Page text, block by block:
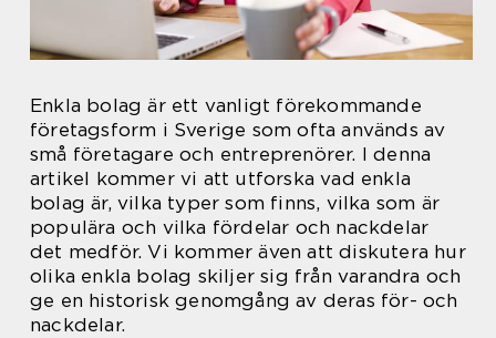
Enkla bolag är ett vanligt förekommande
företagsform i Sverige som ofta används av
små företagare och entreprenörer. I denna
artikel kommer vi att utforska vad enkla
bolag är, vilka typer som finns, vilka som är
populära och vilka fördelar och nackdelar
det medför. Vi kommer även att diskutera hur
olika enkla bolag skiljer sig från varandra och
ge en historisk genomgång av deras för- och
nackdelar.